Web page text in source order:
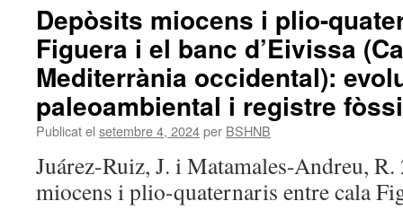
Depòsits miocens i plio-
Figuera i el banc d’Eivissa
Mediterrània occidental):
paleoambiental i registre
Publicat el setembre 4, 2024per BSHNB
Juárez-Ruiz, J. i Matamales-Andreu,
miocens i plio-quaternaris entre cala